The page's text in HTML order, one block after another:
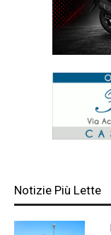
Notizie Più Lette